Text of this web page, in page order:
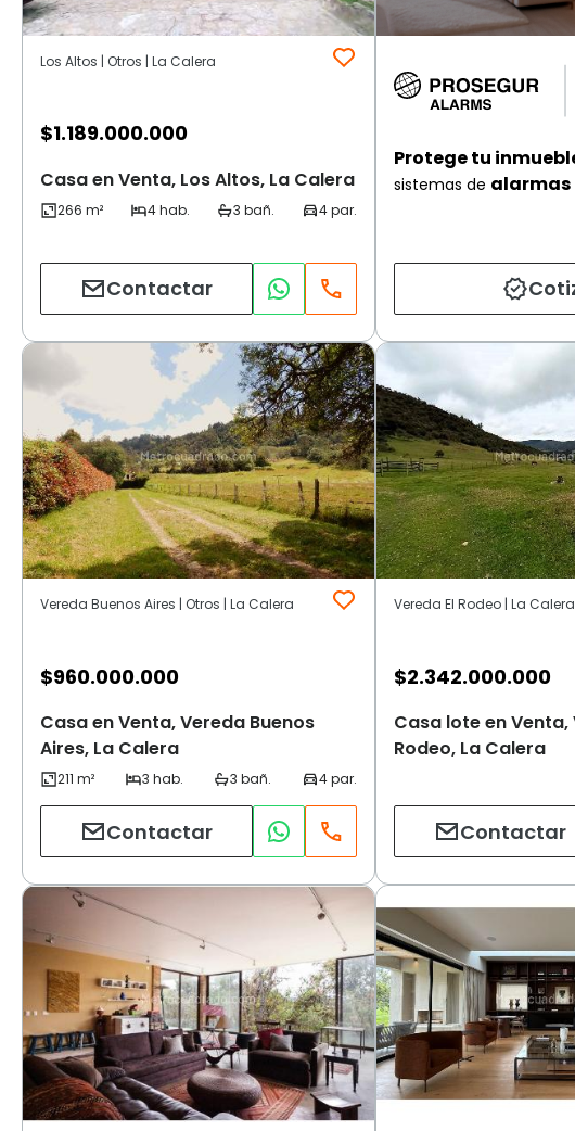
Los Altos | Otros | La Calera
$1.189.000.000
Casa en Venta, Los Altos, La Calera
Contactar
Protege tu
sistemas de alarmas
Vereda Buenos Aires | Otros | La Calera
$960.000.000
Casa en Venta, Vereda Buenos
Aires, La Calera
Contactar
Vereda El Rodeo | La Calera
$2.342.000.000
Casa lote en Venta,
Rodeo, La Calera
Contactar